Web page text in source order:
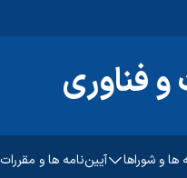
فناوری
ها و شوراها آیین‌نامه ها و مقررات